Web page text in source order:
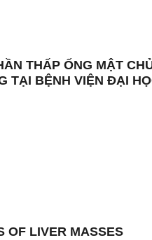
THẤP ỐNG MẬT
TẠI BỆNH VIỆN ĐẠI
OF LIVER MASSES